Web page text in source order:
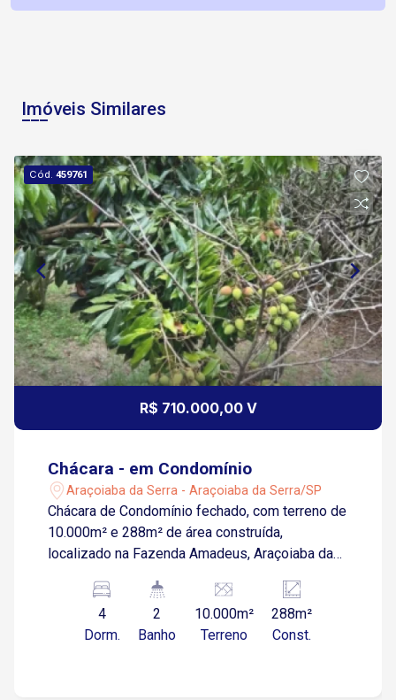
Imóveis Similares
Cód.459761
R$ 710.000,00 V
Chácara - em Condomínio
Araçoiaba da Serra - Araçoiaba da Serra/SP
Chácara de Condomínio fechado, com terreno de
10.000m² e 288m² de área construída,
localizado na Fazenda Amadeus, Araçoiaba da
WCS no total Espaço gourmet com
churrasqueira Piscina 4x8 com lux em led
Depósito WC externo Canil e viveiro Caixa
4
Dorm.
2
Banho
10.000m²
Terreno
288m²
Const.